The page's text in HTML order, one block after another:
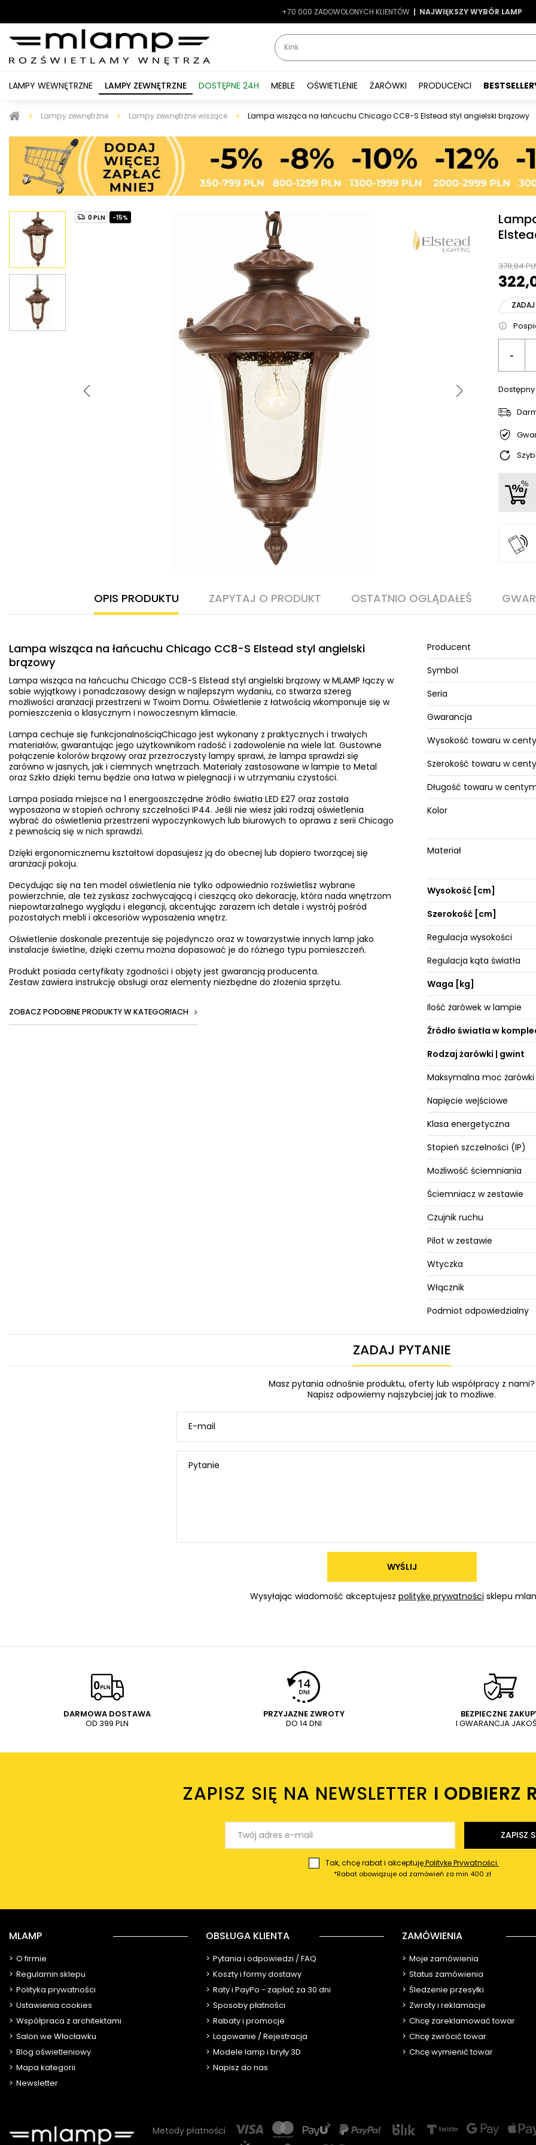
-7% LATO7
+70 000 ZADOWOLONYCH KLIENTÓW | NAJWIĘKSZY WYBÓR LAMP
| |
LAMPY WEWNĘTRZNE LAMPY ZEWNĘTRZNE DOSTĘPNE 24H MEBLE OŚWIETLENIE ŻARÓWKI PRODUCENCI
Lampy zewnętrzne Lampy zewnętrzne wiszące Lampa wisząca na łańcuchu Chicago CC8-S Elstead styl angielski brązowy
0 PLN -15%
378,84
ZADAJ
-
Dostępny
OPIS PRODUKTU ZAPYTAJ O PRODUKT OSTATNIO OGLĄDAŁEŚ
Lampa wisząca na łańcuchu Chicago CC8-S Elstead styl angielski
brązowy
Lampa wisząca na łańcuchu Chicago CC8-S Elstead styl angielski brązowy w MLAMP łączy w
sobie wyjątkowy i ponadczasowy design w najlepszym wydaniu, co stwarza szereg
możliwości aranżacji przestrzeni w Twoim Domu. Oświetlenie z łatwością wkomponuje się w
pomieszczenia o klasycznym i nowoczesnym klimacie.
Lampa cechuje się funkcjonalnościąChicago jest wykonany z praktycznych i trwałych
materiałów, gwarantując jego użytkownikom radość i zadowolenie na wiele lat. Gustowne
połączenie kolorów brązowy oraz przezroczysty lampy sprawi, że lampa sprawdzi się
zarówno w jasnych, jak i ciemnych wnętrzach. Materiały zastosowane w lampie to Metal
oraz Szkło dzięki temu będzie ona łatwa w pielęgnacji i w utrzymaniu czystości.
Lampa posiada miejsce na 1 energooszczędne źródło światła LED E27 oraz została
wyposażona w stopień ochrony szczelności IP44. Jeśli nie wiesz jaki rodzaj oświetlenia
wybrać do oświetlenia przestrzeni wypoczynkowych lub biurowych to oprawa z serii Chicago
z pewnością się w nich sprawdzi.
Dzięki ergonomicznemu kształtowi dopasujesz ją do obecnej lub dopiero tworzącej się
aranżacji pokoju.
Decydując się na ten model oświetlenia nie tylko odpowiednio rozświetlisz wybrane
powierzchnie, ale też zyskasz zachwycającą i cieszącą oko dekorację, która nada wnętrzom
niepowtarzalnego wyglądu i elegancji, akcentując zarazem ich detale i wystrój pośród
pozostałych mebli i akcesoriów wyposażenia wnętrz.
Oświetlenie doskonale prezentuje się pojedynczo oraz w towarzystwie innych lamp jako
instalacje świetlne, dzięki czemu można dopasować je do różnego typu pomieszczeń.
Produkt posiada certyfikaty zgodności i objęty jest gwarancją producenta.
Zestaw zawiera instrukcję obsługi oraz elementy niezbędne do złożenia sprzętu.
ZOBACZ PODOBNE PRODUKTY W KATEGORIACH
Producent
Symbol
Seria
Gwarancja
Wysokość towaru w
Szerokość towaru w
Długość towaru w
Kolor
Materiał
Wysokość [cm]
Szerokość [cm]
Regulacja wysokości
Regulacja kąta światła
Waga [kg]
Ilość żarówek w lampie
Źródło światła w
Rodzaj żarówki | gwint
Maksymalna moc
Napięcie wejściowe
Klasa energetyczna
Stopień szczelności (IP)
Możliwość ściemniania
Ściemniacz w zestawie
Czujnik ruchu
Pilot w zestawie
Wtyczka
Włącznik
Podmiot odpowiedzialny
ZADAJ PYTANIE
Masz pytania odnośnie produktu, oferty lub współpracy z nami?
Napisz odpowiemy najszybciej jak to możliwe.
E-mail
Pytanie
WYŚLIJ
Wysyłając wiadomość akceptujesz politykę prywatności sklepu
DARMOWA DOSTAWA
OD 399 PLN
PRZYJAZNE ZWROTY
DO 14 DNI
BEZPIECZNE
I GWARANCJA
ZAPISZ SIĘ NA NEWSLETTER I ODBIERZ
ZAPISZ
Tak, chcę rabat i akceptujęPolitykę Prywatności.
*Rabat obowiązuje od zamówień za min 400 zł
MLAMP
O firmie
Regulamin sklepu
Polityka prywatności
Ustawienia cookies
Współpraca z architektami
Salon we Włocławku
Blog oświetleniowy
Mapa kategorii
Newsletter
OBSŁUGA KLIENTA
Pytania i odpowiedzi / FAQ
Koszty i formy dostawy
Raty i PayPo - zapłać za 30 dni
Sposoby płatności
Rabaty i promocje
Logowanie / Rejestracja
Modele lamp i bryły 3D
Napisz do nas
ZAMÓWIENIA
Moje zamówienia
Status zamówienia
Śledzenie przesyłki
Zwroty i reklamacje
Chcę zareklamować towar
Chcę zwrócić towar
Chcę wymienić towar
Metody płatności